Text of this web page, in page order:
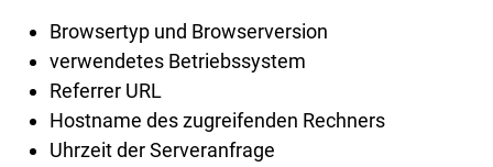
Browsertyp und Browserversion
verwendetes Betriebssystem
Referrer URL
Hostname des zugreifenden Rechners
Uhrzeit der Serveranfrage